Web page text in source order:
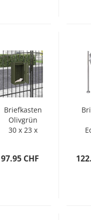
Briefkasten
Olivgrün
30 x 23 x
97.95 CHF